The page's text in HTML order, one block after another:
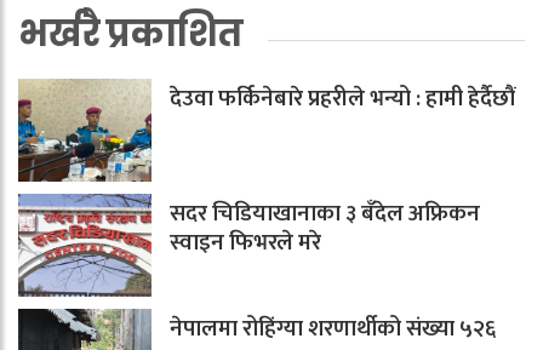
भर्खरै प्रकाशित
देउवा फर्किनेबारे प्रहरीले भन्यो : हामी हेर्दैछौं
सदर चिडियाखानाका ३ बँदेल अफ्रिकन
स्वाइन फिभरले मरे
नेपालमा रोहिंग्या शरणार्थीको संख्या ५२६